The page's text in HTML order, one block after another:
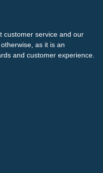
customer service and our
as it is an
and customer experience.